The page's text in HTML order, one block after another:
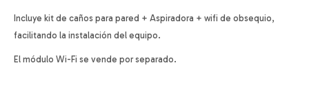
Incluye kit de caños para pared + Aspiradora + wifi de obsequio,
facilitando la instalación del equipo.
El módulo Wi-Fi se vende por separado.